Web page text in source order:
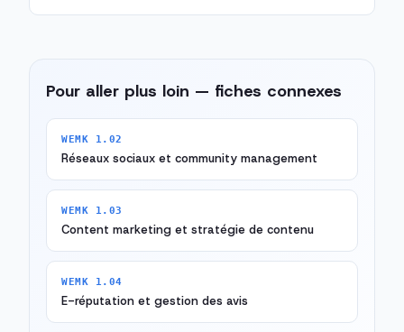
Pour aller plus loin — fiches connexes
WEMK 1.02
Réseaux sociaux et community management
WEMK 1.03
Content marketing et stratégie de contenu
WEMK 1.04
E-réputation et gestion des avis